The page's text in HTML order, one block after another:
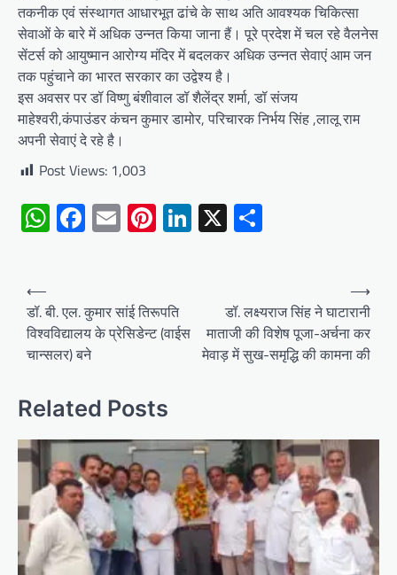
तकनीक एवं संस्थागत आधारभूत ढांचे के साथ अति आवश्यक चिकित्सा
सेवाओं के बारे में अधिक उन्नत किया जाना हैं। पूरे प्रदेश में चल रहे वैलनेस
सेंटर्स को आयुष्मान आरोग्य मंदिर में बदलकर अधिक उन्नत सेवाएं आम जन
तक पहुंचाने का भारत सरकार का उद्वेश्य है।
इस अवसर पर डॉ विष्णु बंशीवाल डॉ शैलेंद्र शर्मा, डॉ संजय
माहेश्वरी,कंपाउंडर कंचन कुमार डामोर, परिचारक निर्भय सिंह ,लालू राम
अपनी सेवाएं दे रहे है।
Post Views: 1,003
WhatsApp
Facebook
EmailPinterest
LinkedIn
X
Post
navigation
⟵
डॉ. बी. एल. कुमार सांई तिरूपति
विश्वविद्यालय के प्रेसिडेन्ट (वाईस
चान्सलर) बने
डॉ. लक्ष्यराज सिंह ने घाटारानी
माताजी की विशेष पूजा-अर्चना कर
मेवाड़ में सुख-समृद्धि की कामना की
⟶
Related Posts